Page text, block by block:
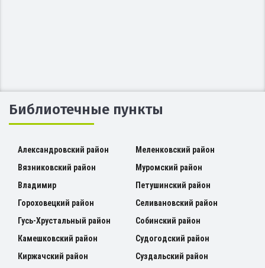
Библиотечные пункты
Александровский район
Вязниковский район
Владимир
Гороховецкий район
Гусь-Хрустальный район
Камешковский район
Киржачский район
Меленковский район
Муромский район
Петушинский район
Селивановский район
Собинский район
Судогодский район
Суздальский район